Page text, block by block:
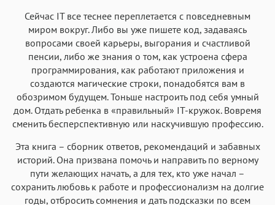
Сейчас IT все теснее переплетается с повседневным
миром вокруг. Либо вы уже пишете код, задаваясь
вопросами своей карьеры, выгорания и счастливой
пенсии, либо же знания о том, как устроена сфера
программирования, как работают приложения и
создаются магические строки, понадобятся вам в
обозримом будущем. Тоньше настроить под себя умный
дом. Отдать ребенка в «правильный» IT-кружок. Вовремя
сменить бесперспективную или наскучившую профессию.
Эта книга – сборник ответов, рекомендаций и забавных
историй. Она призвана помочь и направить по верному
пути желающих начать, а для тех, кто уже начал –
сохранить любовь к работе и профессионализм на долгие
годы, отбросить сомнения и дать подсказки по всем